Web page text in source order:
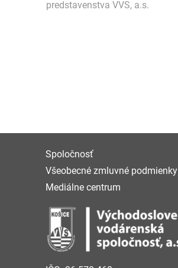
predstavenstva VVS, a.s.
Spoločnosť
Všeobecné zmluvné podmienky
Mediálne centrum